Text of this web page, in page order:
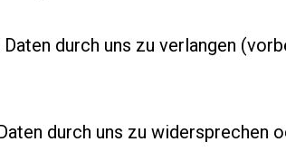
durch uns zu verlangen
durch uns zu widersprechen